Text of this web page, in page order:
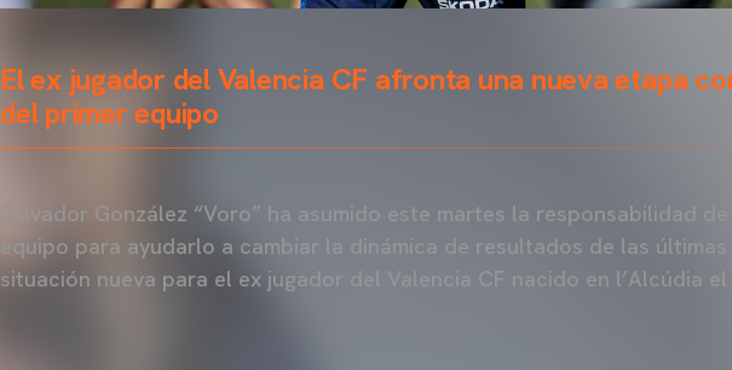
El ex jugador del Valencia CF afronta una nueva etapa
del primer equipo
Salvador González “Voro” ha asumido este martes la responsabilidad de
equipo para ayudarlo a cambiar la dinámica de resultados de las últimas
situación nueva para el ex jugador del Valencia CF nacido en l’Alcúdia el